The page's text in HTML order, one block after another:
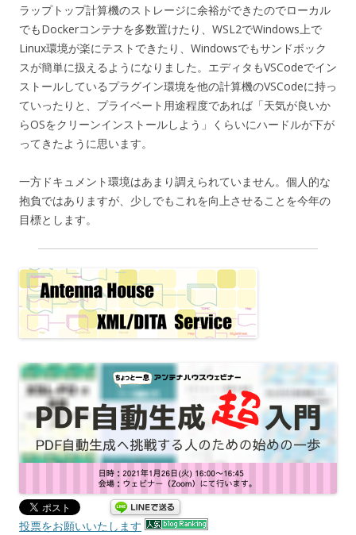
ラップトップ計算機のストレージに余裕ができたのでローカル
でもDockerコンテナを多数置けたり、WSL2でWindows上で
Linux環境が楽にテストできたり、Windowsでもサンドボック
スが簡単に扱えるようになりました。エディタもVSCodeでイン
ストールしているプラグイン環境を他の計算機のVSCodeに持っ
ていったりと、プライベート用途程度であれば「天気が良いか
らOSをクリーンインストールしよう」くらいにハードルが下が
ってきたように思います。
一方ドキュメント環境はあまり調えられていません。個人的な
抱負ではありますが、少しでもこれを向上させることを今年の
目標とします。
投票をお願いいたします